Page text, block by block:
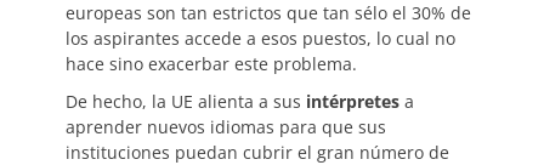
europeas son tan estrictos que tan sélo el 30% de
los aspirantes accede a esos puestos, lo cual no
hace sino exacerbar este problema.
De hecho, la UE alienta a sus intérpretes a
aprender nuevos idiomas para que sus
instituciones puedan cubrir el gran número de